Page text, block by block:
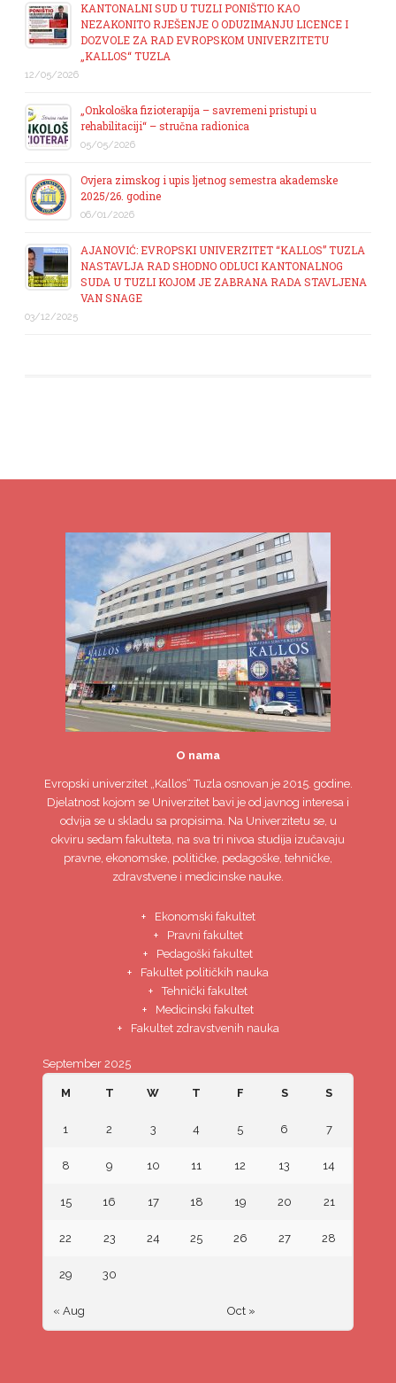
KANTONALNI SUD U TUZLI PONIŠTIO KAO
NEZAKONITO RJEŠENJE O ODUZIMANJU LICENCE I
DOZVOLE ZA RAD EVROPSKOM UNIVERZITETU
„KALLOS“ TUZLA
12/05/2026
„Onkološka fizioterapija – savremeni pristupi u
rehabilitaciji“ – stručna radionica
05/05/2026
Ovjera zimskog i upis ljetnog semestra akademske
2025/26. godine
06/01/2026
AJANOVIĆ: EVROPSKI UNIVERZITET “KALLOS” TUZLA
NASTAVLJA RAD SHODNO ODLUCI KANTONALNOG
SUDA U TUZLI KOJOM JE ZABRANA RADA STAVLJENA
VAN SNAGE
03/12/2025
O nama
Evropski univerzitet„Kallos“ Tuzla osnovan je 2015. godine.
Djelatnost kojom se Univerzitet bavi je od javnog interesa i
odvija se u skladu sa propisima. Na Univerzitetu se, u
okviru sedam fakulteta, na sva tri nivoa studija izučavaju
pravne, ekonomske, političke, pedagoške, tehničke,
zdravstvene i medicinske nauke.
Ekonomski fakultet
Pravni fakultet
Pedagoški fakultet
Fakultet političkih nauka
Tehnički fakultet
Medicinski fakultet
Fakultet zdravstvenih nauka
September 2025
M T W T F S S
« Aug Oct »
1 2 3 4 5 6 7
8 9 10 11 12 13 14
15 16 17 18 19 20 21
22 23 24 25 26 27 28
29 30